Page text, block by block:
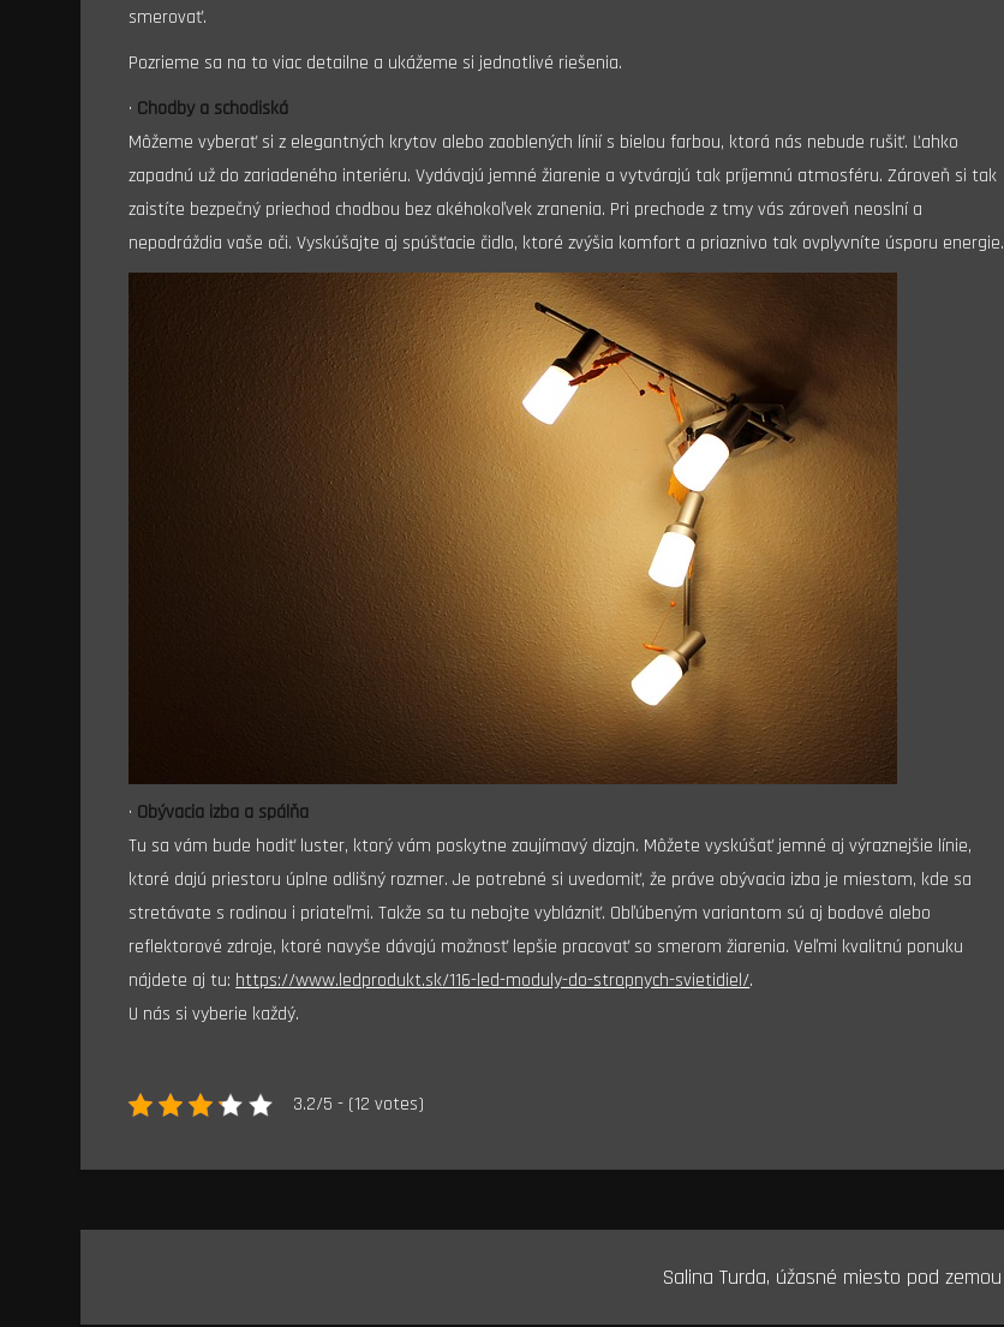
smerovať.
Pozrieme sa na to viac detailne a ukážeme si jednotlivé riešenia.
· Chodby a schodiská
Môžeme vyberať si z elegantných krytov alebo zaoblených línií s bielou farbou, ktorá nás nebude rušiť. Ľahko
zapadnú už do zariadeného interiéru. Vydávajú jemné žiarenie a vytvárajú tak príjemnú atmosféru. Zároveň si tak
zaistíte bezpečný priechod chodbou bez akéhokoľvek zranenia. Pri prechode z tmy vás zároveň neoslní a
nepodráždia vaše oči. Vyskúšajte aj spúšťacie čidlo, ktoré zvýšia komfort a priaznivo tak ovplyvníte úsporu energie.
· Obývacia izba a spálňa
Tu sa vám bude hodiť luster, ktorý vám poskytne zaujímavý dizajn. Môžete vyskúšať jemné aj výraznejšie línie,
ktoré dajú priestoru úplne odlišný rozmer. Je potrebné si uvedomiť, že práve obývacia izba je miestom, kde sa
stretávate s rodinou i priateľmi. Takže sa tu nebojte vyblázniť. Obľúbeným variantom sú aj bodové alebo
reflektorové zdroje, ktoré navyše dávajú možnosť lepšie pracovať so smerom žiarenia. Veľmi kvalitnú ponuku
nájdete aj tu: https://www.ledprodukt.sk/116-led-moduly-do-stropnych-svietidiel/.
U nás si vyberie každý.
3.2/5 - (12 votes)
Salina Turda, úžasné miesto pod zemou